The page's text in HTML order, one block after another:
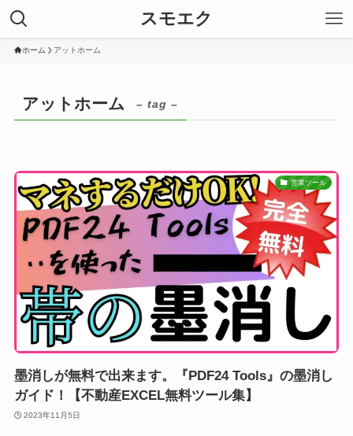
スモエク
ホーム アットホーム
アットホーム – tag –
営業ツール
墨消しが無料で出来ます。『PDF24 Tools』の墨消し
ガイド！【不動産EXCEL無料ツール集】
2023年11月5日